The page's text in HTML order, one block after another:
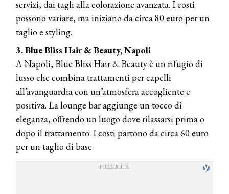
servizi, dai tagli alla colorazione avanzata. I costi
possono variare, ma iniziano da circa 80 euro per un
taglio e styling.
3. Blue Bliss Hair & Beauty, Napoli
A Napoli, Blue Bliss Hair & Beauty è un rifugio di
lusso che combina trattamenti per capelli
all’avanguardia con un’atmosfera accogliente e
positiva. La lounge bar aggiunge un tocco di
eleganza, offrendo un luogo dove rilassarsi prima o
dopo il trattamento. I costi partono da circa 60 euro
per un taglio di base.